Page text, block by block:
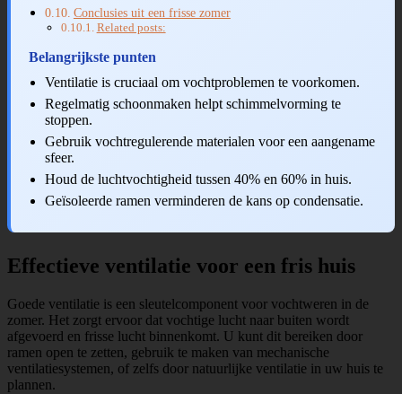
Conclusies uit een frisse zomer
Related posts:
Belangrijkste punten
Ventilatie is cruciaal om vochtproblemen te voorkomen.
Regelmatig schoonmaken helpt schimmelvorming te
stoppen.
Gebruik vochtregulerende materialen voor een aangename
sfeer.
Houd de luchtvochtigheid tussen 40% en 60% in huis.
Geïsoleerde ramen verminderen de kans op condensatie.
Effectieve ventilatie voor een fris huis
Goede ventilatie is een sleutelcomponent voor vochtweren in de
zomer. Het zorgt ervoor dat vochtige lucht naar buiten wordt
afgevoerd en frisse lucht binnenkomt. U kunt dit bereiken door
ramen open te zetten, gebruik te maken van mechanische
ventilatiesystemen, of zelfs door natuurlijke ventilatie in uw huis te
plannen.